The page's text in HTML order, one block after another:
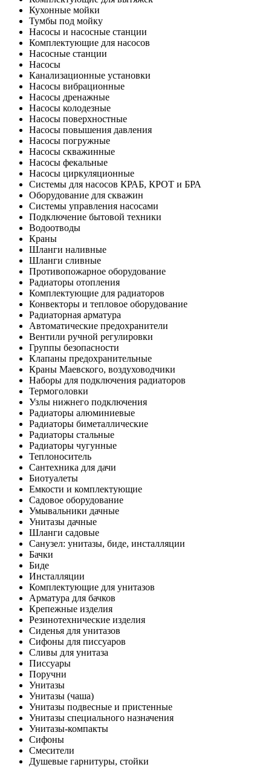
Кухонные мойки
Тумбы под мойку
Насосы и насосные станции
Комплектующие для насосов
Насосные станции
Насосы
Канализационные установки
Насосы вибрационные
Насосы дренажные
Насосы колодезные
Насосы поверхностные
Насосы повышения давления
Насосы погружные
Насосы скважинные
Насосы фекальные
Насосы циркуляционные
Системы для насосов КРАБ, КРОТ и БРА
Оборудование для скважин
Системы управления насосами
Подключение бытовой техники
Водоотводы
Краны
Шланги наливные
Шланги сливные
Противопожарное оборудование
Радиаторы отопления
Комплектующие для радиаторов
Конвекторы и тепловое оборудование
Радиаторная арматура
Автоматические предохранители
Вентили ручной регулировки
Группы безопасности
Клапаны предохранительные
Краны Маевского, воздуховодчики
Наборы для подключения радиаторов
Термоголовки
Узлы нижнего подключения
Радиаторы алюминиевые
Радиаторы биметаллические
Радиаторы стальные
Радиаторы чугунные
Теплоноситель
Сантехника для дачи
Биотуалеты
Емкости и комплектующие
Садовое оборудование
Умывальники дачные
Унитазы дачные
Шланги садовые
Санузел: унитазы, биде, инсталляции
Бачки
Биде
Инсталляции
Комплектующие для унитазов
Арматура для бачков
Крепежные изделия
Резинотехнические изделия
Сиденья для унитазов
Сифоны для писсуаров
Сливы для унитаза
Писсуары
Поручни
Унитазы
Унитазы (чаша)
Унитазы подвесные и пристенные
Унитазы специального назначения
Унитазы-компакты
Сифоны
Смесители
Душевые гарнитуры, стойки